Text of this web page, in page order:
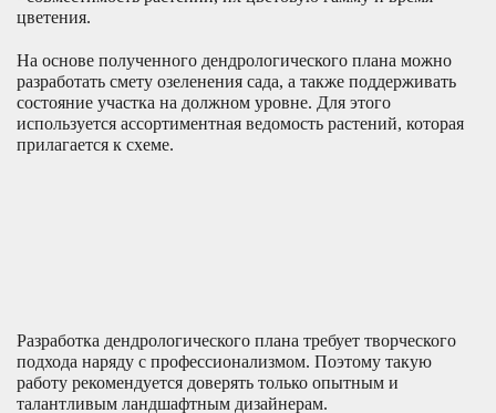
цветения.
На основе полученного дендрологического плана можно
разработать смету озеленения сада, а также поддерживать
состояние участка на должном уровне. Для этого
используется ассортиментная ведомость растений, которая
прилагается к схеме.
Разработка дендрологического плана требует творческого
подхода наряду с профессионализмом. Поэтому такую
работу рекомендуется доверять только опытным и
талантливым ландшафтным дизайнерам.